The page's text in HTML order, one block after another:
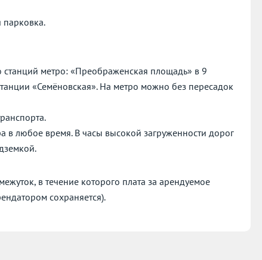
метро: «Преображенская площадь» в 9
«Семёновская». На метро можно без пересадок
в любое время. В часы высокой загруженности дорог
в течение которого плата за арендуемое
сохраняется).